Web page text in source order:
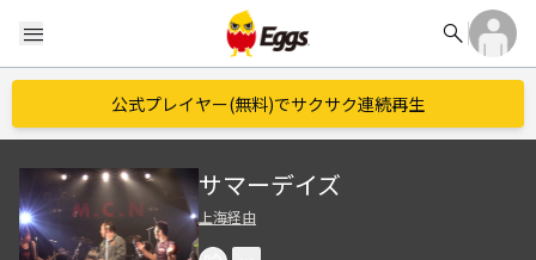
menu search
公式プレイヤー(無料)でサクサク連続再生
サマーデイズ
上海経由